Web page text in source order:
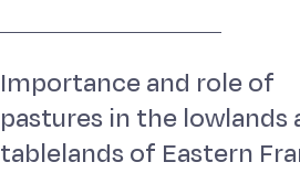
Importance and role of
pastures in the lowlands
tablelands of Eastern